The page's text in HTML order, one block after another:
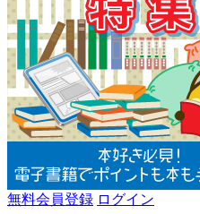
無料会員登録 ログイン